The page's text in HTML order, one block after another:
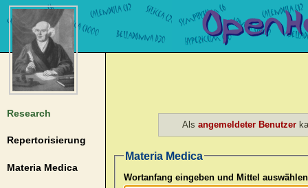
Research
Repertorisierung
Materia Medica
Als angemeldeter Benutzer
Materia Medica
Wortanfang eingeben und Mittel auswählen